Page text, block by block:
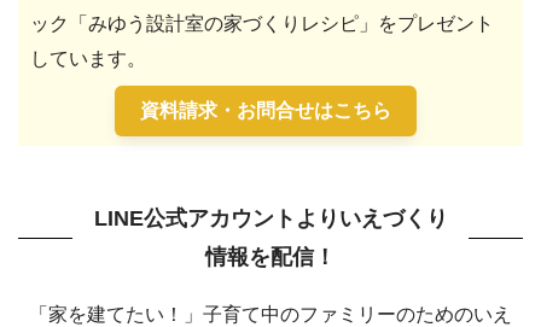
ック「みゆう設計室の家づくりレシピ」をプレゼント
しています。
資料請求・お問合せはこちら
LINE公式アカウントよりいえづくり
情報を配信！
「家を建てたい！」子育て中のファミリーのためのいえ